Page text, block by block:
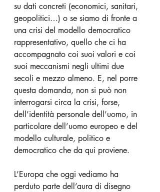
su dati concreti (economici, sanitari,
geopolitici…) o se siamo di fronte a
una crisi del modello democratico
rappresentativo, quello che ci ha
accompagnato coi suoi valori e coi
suoi meccanismi negli ultimi due
secoli e mezzo almeno. E, nel porre
questa domanda, non si può non
interrogarsi circa la crisi, forse,
dell’identità personale dell’uomo, in
particolare dell’uomo europeo e del
modello culturale, politico e
democratico che da qui proviene.
L’Europa che oggi vediamo ha
perduto parte dell’aura di disegno